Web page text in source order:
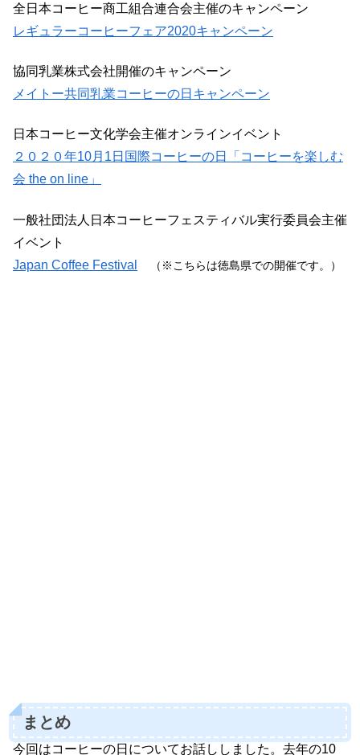
全日本コーヒー商工組合連合会主催のキャンペーン
レギュラーコーヒーフェア2020キャンペーン
協同乳業株式会社開催のキャンペーン
メイトー共同乳業コーヒーの日キャンペーン
日本コーヒー文化学会主催オンラインイベント
２０２０年10月1日国際コーヒーの日「コーヒーを楽しむ
会 the on line」
一般社団法人日本コーヒーフェスティバル実行委員会主催
イベント
Japan Coffee Festival
（※こちらは徳島県での開催です。）
まとめ
今回はコーヒーの日についてお話ししました。去年の10